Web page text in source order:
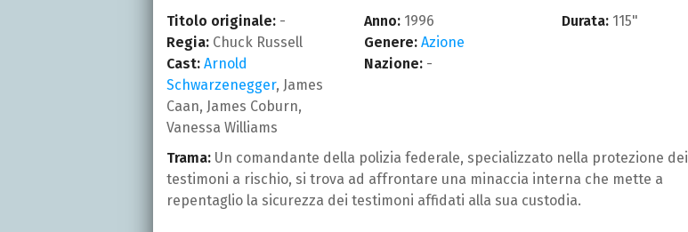
Titolo originale: -
Regia: Chuck Russell
Cast: Arnold
Schwarzenegger, James
Caan, James Coburn,
Vanessa Williams
Anno: 1996
Genere: Azione
Nazione: -
Durata: 115"
Trama: Un comandante della polizia federale, specializzato nella protezione dei
testimoni a rischio, si trova ad affrontare una minaccia interna che mette a
repentaglio la sicurezza dei testimoni affidati alla sua custodia.